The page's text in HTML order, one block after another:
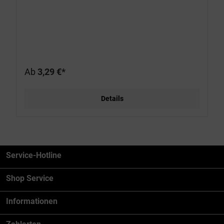
Ab 3,29 €*
Details
Service-Hotline
Shop Service
Informationen